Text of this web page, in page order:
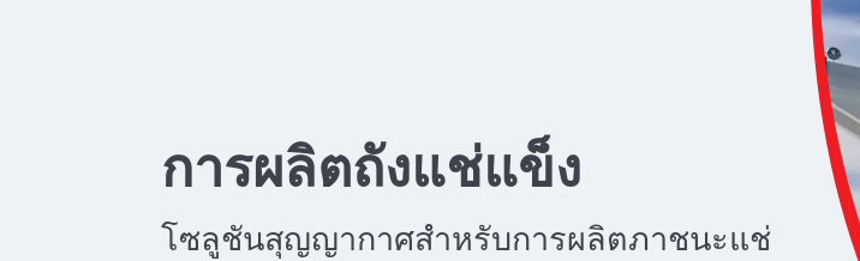
การผลิตถังแช่แข็ง
โซลูชันสุญญากาศสําหรับการผลิตภาชนะแช่